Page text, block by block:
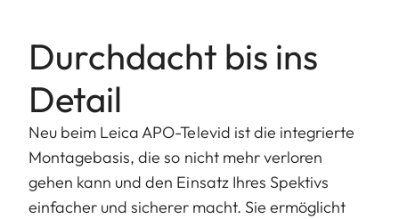
Durchdacht bis ins
Detail
Neu beim Leica APO-Televid ist die integrierte
Montagebasis, die so nicht mehr verloren
gehen kann und den Einsatz Ihres Spektivs
einfacher und sicherer macht. Sie ermöglicht